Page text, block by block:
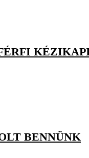
BENNÜNK